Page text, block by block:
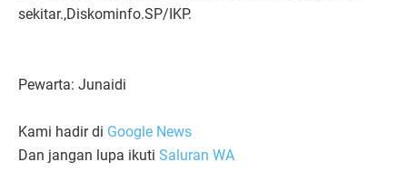
sekitar.,Diskominfo.SP/IKP.
Pewarta: Junaidi
Kami hadir di Google News
Dan jangan lupa ikuti Saluran WA